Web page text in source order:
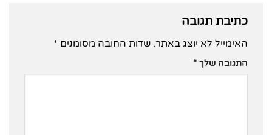
כתיבת תגובה
האימייל לא יוצג באתר. שדות החובה מסומנים *
התגובה שלך *